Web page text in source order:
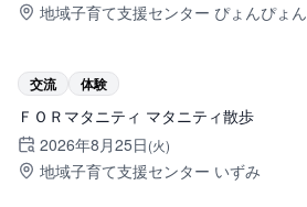
地域子育て支援センター ぴょんぴょん
旭川市
交流 体験
ＦＯＲマタニティ マタニティ散歩
2026年8月25日(火)
地域子育て支援センター いずみ